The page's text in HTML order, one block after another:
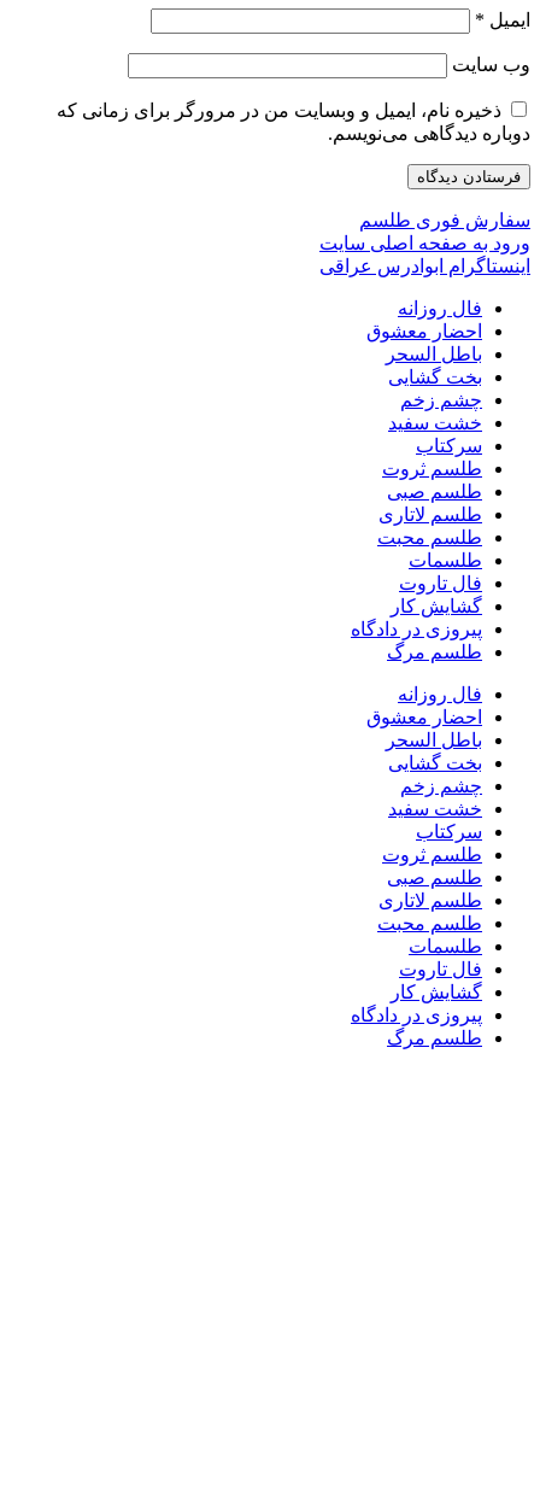
ایمیل *
وب‌ سایت
ذخیره نام، ایمیل و وبسایت من در مرورگر برای زمانی که
دوباره دیدگاهی می‌نویسم.
سفارش فوری طلسم
ورود به صفحه اصلی سایت
اینستاگرام ابوادرس عراقی
فال روزانه
احضار معشوق
باطل السحر
بخت گشایی
چشم زخم
خشت سفید
سرکتاب
طلسم ثروت
طلسم صبی
طلسم لاتاری
طلسم محبت
طلسمات
فال تاروت
گشایش کار
پیروزی در دادگاه
طلسم مرگ
فال روزانه
احضار معشوق
باطل السحر
بخت گشایی
چشم زخم
خشت سفید
سرکتاب
طلسم ثروت
طلسم صبی
طلسم لاتاری
طلسم محبت
طلسمات
فال تاروت
گشایش کار
پیروزی در دادگاه
طلسم مرگ